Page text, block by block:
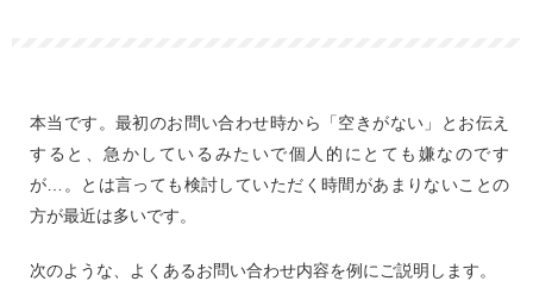
本当です。最初のお問い合わせ時から「空きがない」とお伝え
すると、急かしているみたいで個人的にとても嫌なのです
が…。とは言っても検討していただく時間があまりないことの
方が最近は多いです。
次のような、よくあるお問い合わせ内容を例にご説明します。